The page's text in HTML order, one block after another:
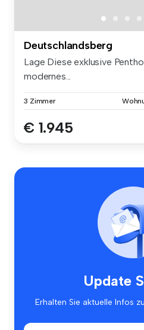
Deutschlandsberg
Lage Diese exklusive
modernes...
3 Zimmer
€ 1.945
Update
Erhalten Sie aktuelle Infos